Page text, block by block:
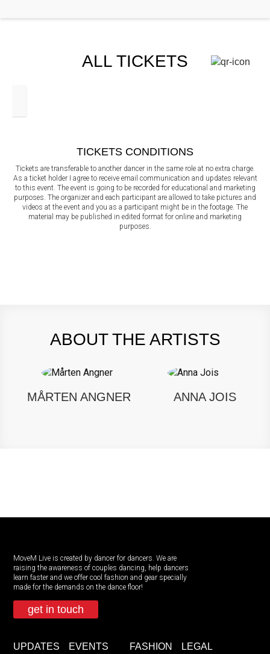
ALL TICKETS
TICKETS CONDITIONS
Tickets are transferable to another dancer in the same role at no extra charge.
As a ticket holder I agree to receive email communication and updates relevant
to this event. The event is going to be recorded for educational and marketing
purposes. The organizer and each participant are allowed to take pictures and
videos at the event and you as a participant might be in the footage. The
material may be published in edited format for online and marketing
purposes.
ABOUT THE ARTISTS
MÅRTEN ANGNER ANNA JOIS
MoveM Live is created by dancer for dancers. We are
raising the awareness of couples dancing, help dancers
learn faster and we offer cool fashion and gear specially
made for the demands on the dance floor!
get in touch
UPDATES EVENTS FASHION LEGAL